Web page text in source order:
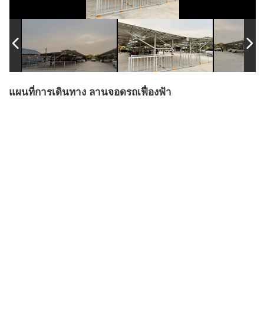
แผนที่การเดินทาง ลานจอดรถเฟื่องฟ้า